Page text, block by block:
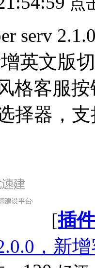
serv
英文版
格客服
择器，
[插
，新